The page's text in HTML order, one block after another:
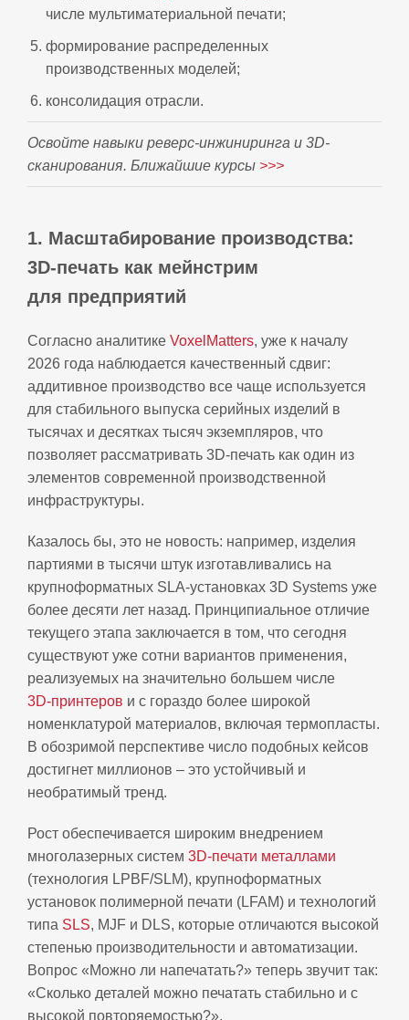
числе мультиматериальной печати;
формирование распределенных
производственных моделей;
консолидация отрасли.
Освойте навыки реверс-инжиниринга и 3D-
сканирования. Ближайшие курсы >>>
1. Масштабирование производства:
3D‑печать как мейнстрим
для предприятий
Согласно аналитике VoxelMatters, уже к началу
2026 года наблюдается качественный сдвиг:
аддитивное производство все чаще используется
для стабильного выпуска серийных изделий в
тысячах и десятках тысяч экземпляров, что
позволяет рассматривать 3D‑печать как один из
элементов современной производственной
инфраструктуры.
Казалось бы, это не новость: например, изделия
партиями в тысячи штук изготавливались на
крупноформатных SLA‑установках 3D Systems уже
более десяти лет назад. Принципиальное отличие
текущего этапа заключается в том, что сегодня
существуют уже сотни вариантов применения,
реализуемых на значительно большем числе
3D‑принтеров и с гораздо более широкой
номенклатурой материалов, включая термопласты.
В обозримой перспективе число подобных кейсов
достигнет миллионов – это устойчивый и
необратимый тренд.
Рост обеспечивается широким внедрением
многолазерных систем 3D-печати металлами
(технология LPBF/SLM), крупноформатных
установок полимерной печати (LFAM) и технологий
типа SLS, MJF и DLS, которые отличаются высокой
степенью производительности и автоматизации.
Вопрос «Можно ли напечатать?» теперь звучит так:
«Сколько деталей можно печатать стабильно и с
высокой повторяемостью?».